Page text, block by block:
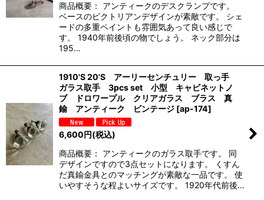
商品概要： アンティークのデスクランプです。
ベースのビクトリアンデザインが素敵です。 シェ
ードの多重ペイントも雰囲気あって良い感じで
す。 1940年前後頃の物でしょう。 ネック部分は
195…
1910'S 20'S アーリーセンチュリー 取っ手
ガラス取手 3pcs set 小型 キャビネットノ
ブ ドロワープル クリアガラス ブラス 真
鍮 アンティーク ビンテージ [ap-174]
6,600円(税込)
商品概要： アンティークのガラス取手です。 同
デザインですので3点セットになります。 くすん
だ真鍮金具とのマッチングが素敵な一品です。 使
いやすそうな程よいサイズです。 1920年代前後…